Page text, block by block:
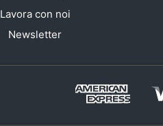
Lavora con noi
Newsletter